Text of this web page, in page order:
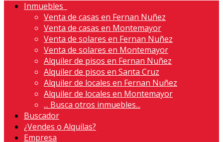
Inmuebles
Venta de casas en Fernan Nuñez
Venta de casas en Montemayor
Venta de solares en Fernan Nuñez
Venta de solares en Montemayor
Alquiler de pisos en Fernan Nuñez
Alquiler de pisos en Santa Cruz
Alquiler de locales en Fernan Nuñez
Alquiler de locales en Montemayor
... Busca otros inmuebles...
Buscador
¿Vendes o Alquilas?
Empresa